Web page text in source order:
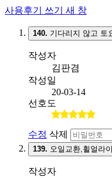
사용후기 쓰기 새 창
140. 기다리지 않고 토
작성자
김판겸
작성일
20-03-14
선호도
수정 삭제
139. 오일교환,휠얼라
작성자